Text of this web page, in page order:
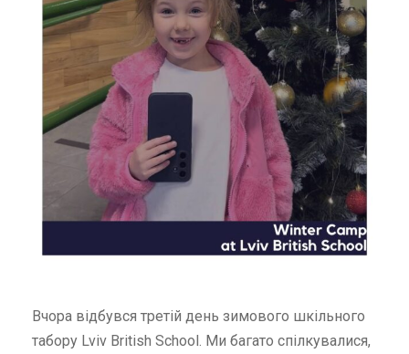
Вчора відбувся третій день зимового шкільного
табору Lviv British School. Ми багато спілкувалися,